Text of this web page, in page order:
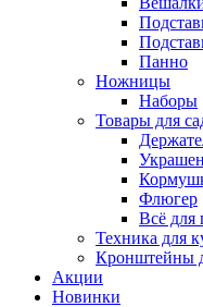
Панно
Ножницы
Наборы
Товары для
Флюгер
Всё для
Техника для
Кронштейны
Акции
Новинки